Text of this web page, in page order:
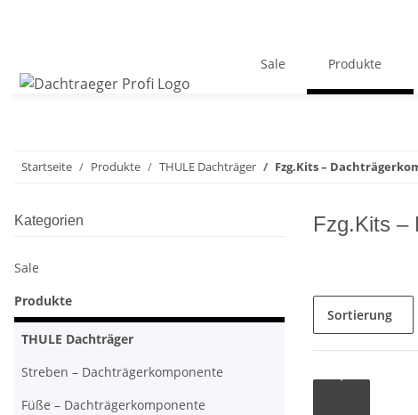
Sale Produkte
Startseite Produkte THULE Dachträger Fzg.Kits –
Fzg.Kits –
Sortierung
Kategorien
Sale
Produkte
THULE Dachträger
Streben – Dachträgerkomponente
Füße – Dachträgerkomponente